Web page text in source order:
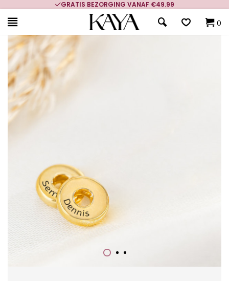
GRATIS BEZORGING VANAF €49.99
0